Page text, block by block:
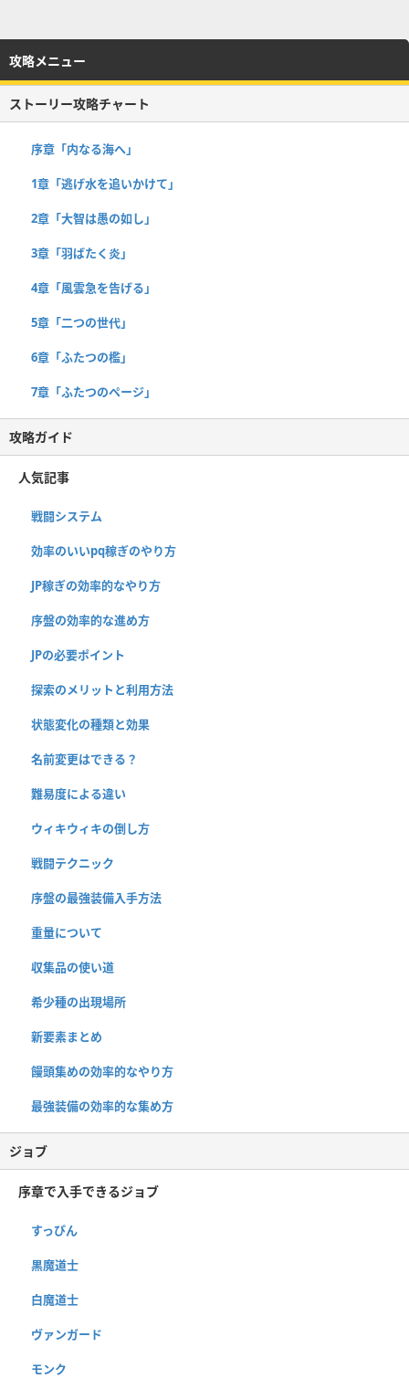
攻略メニュー
ストーリー攻略チャート
序章「内なる海へ」
1章「逃げ水を追いかけて」
2章「大智は愚の如し」
3章「羽ばたく炎」
4章「風雲急を告げる」
5章「二つの世代」
6章「ふたつの檻」
7章「ふたつのページ」
攻略ガイド
人気記事
戦闘システム
効率のいいpq稼ぎのやり方
JP稼ぎの効率的なやり方
序盤の効率的な進め方
JPの必要ポイント
探索のメリットと利用方法
状態変化の種類と効果
名前変更はできる？
難易度による違い
ウィキウィキの倒し方
戦闘テクニック
序盤の最強装備入手方法
重量について
収集品の使い道
希少種の出現場所
新要素まとめ
饅頭集めの効率的なやり方
最強装備の効率的な集め方
ジョブ
序章で入手できるジョブ
すっぴん
黒魔道士
白魔道士
ヴァンガード
モンク